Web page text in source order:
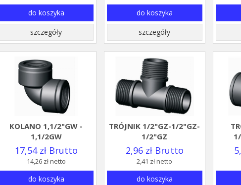
do koszyka
szczegóły
do koszyka
szczegóły
KOLANO 1,1/2"GW -
1,1/2GW
17,54 zł Brutto
14,26 zł netto
do koszyka
TRÓJNIK 1/2"GZ-1/2"GZ-
1/2"GZ
2,96 zł Brutto
2,41 zł netto
do koszyka